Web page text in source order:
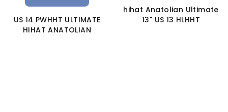
US 14 PWHHT ULTIMATE
HIHAT ANATOLIAN
hihat Anatolian Ultimate
13" US 13 HLHHT